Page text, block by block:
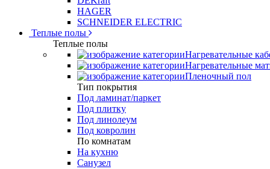
HAGER
SCHNEIDER ELECTRIC
Теплые полы
Теплые полы
Нагревательные
Нагревательные
Пленочный пол
Тип покрытия
Под ламинат/паркет
Под плитку
Под линолеум
Под ковролин
По комнатам
На кухню
Санузел